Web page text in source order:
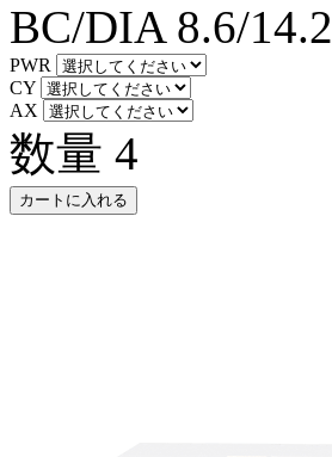
BC/DIA 8.6/14.2
PWR
CY
AX
数量 4
カートに入れる